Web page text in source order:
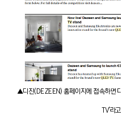
▲디진(DEZEEN) 홈페이지에 접속하면
TV’라